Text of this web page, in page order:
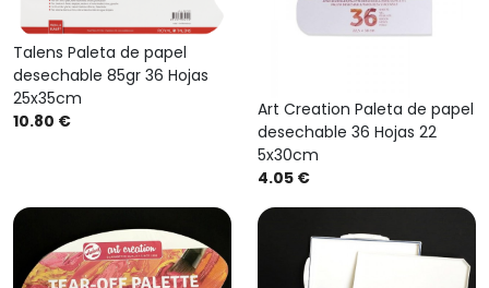
Talens Paleta de papel
desechable 85gr 36 Hojas
25x35cm
10.80 €
Art Creation Paleta de papel
desechable 36 Hojas 22
5x30cm
4.05 €